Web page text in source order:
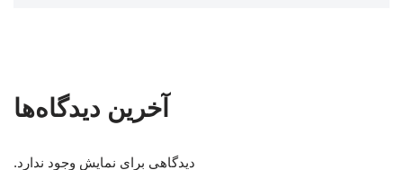
آخرین دیدگاه‌ها
دیدگاهی برای نمایش وجود ندارد.